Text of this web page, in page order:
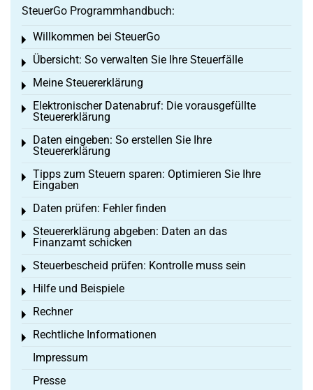
SteuerGo Programmhandbuch:
Willkommen bei SteuerGo
Toggle menu
Übersicht: So verwalten Sie Ihre Steuerfälle
Toggle menu
Meine Steuererklärung
Toggle menu
Elektronischer Datenabruf: Die vorausgefüllte
Steuererklärung
Toggle menu
Daten eingeben: So erstellen Sie Ihre
Steuererklärung
Toggle menu
Tipps zum Steuern sparen: Optimieren Sie Ihre
Eingaben
Toggle menu
Daten prüfen: Fehler finden
Toggle menu
Steuererklärung abgeben: Daten an das
Finanzamt schicken
Toggle menu
Steuerbescheid prüfen: Kontrolle muss sein
Toggle menu
Hilfe und Beispiele
Toggle menu
Rechner
Toggle menu
Rechtliche Informationen
Toggle menu
Impressum
Presse